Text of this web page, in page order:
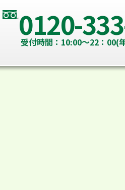
0120-
受付時間：10:00～22：00(